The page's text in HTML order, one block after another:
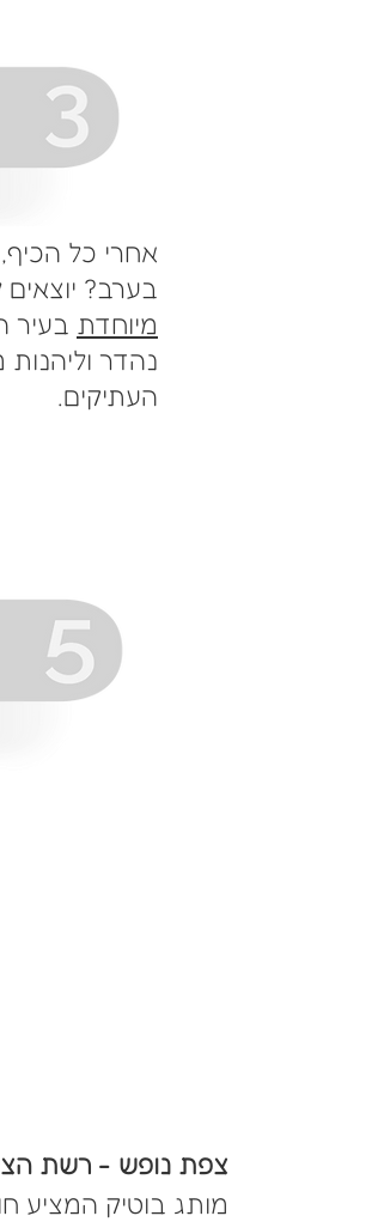
אחרי כל
בערב?
מיוחדת בעיר
נהדר וליהנות
העתיקים.
צפת נופש - רשת
מותג בוטיק המציע